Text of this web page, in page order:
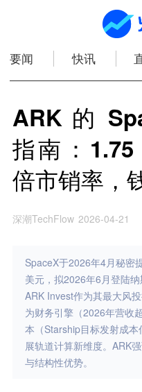
要闻 快讯
ARK 的
指南：
倍市销率，
深潮TechFlow 2026-04-21
SpaceX于2026年4月秘密
美元，拟2026年6月登陆纳
ARK Invest作为其最大风
为财务引擎（2026年营收
本（Starship目标发射成
展轨道计算新维度。ARK
与结构性优势。